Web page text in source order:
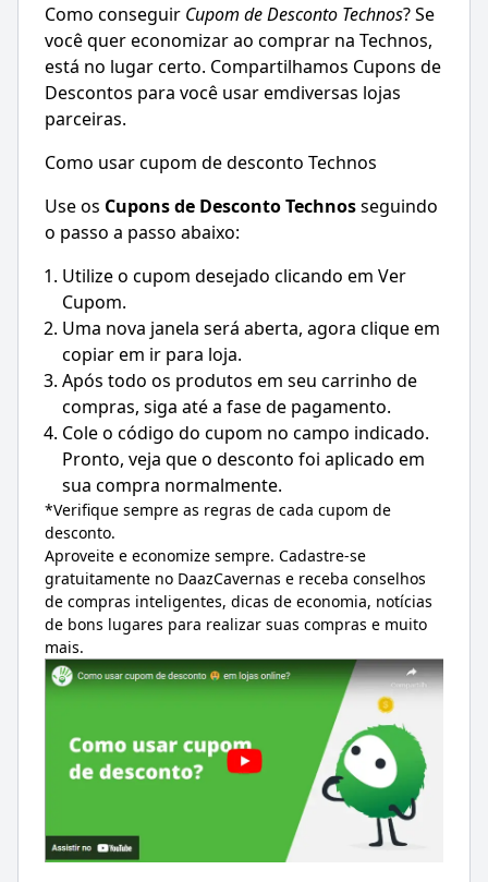
Como conseguir Cupom de Desconto Technos? Se
você quer economizar ao comprar na Technos,
está no lugar certo. Compartilhamos Cupons de
Descontos para você usar emdiversas lojas
parceiras.
Como usar cupom de desconto Technos
Use os Cupons de DescontoTechnosseguindo
o passo a passo abaixo:
Utilize o cupom desejado clicando em Ver
Cupom.
Uma nova janela será aberta, agora clique em
copiar em ir para loja.
Após todo os produtos em seu carrinho de
compras, siga até a fase de pagamento.
Cole o código do cupom no campo indicado.
Pronto, veja que o desconto foi aplicado em
sua compra normalmente.
*Verifique sempre as regras de cada cupom de
desconto.
Aproveite e economize sempre. Cadastre-se
gratuitamente no DaazCavernas e receba conselhos
de compras inteligentes, dicas de economia, notícias
de bons lugares para realizar suas compras e muito
mais.